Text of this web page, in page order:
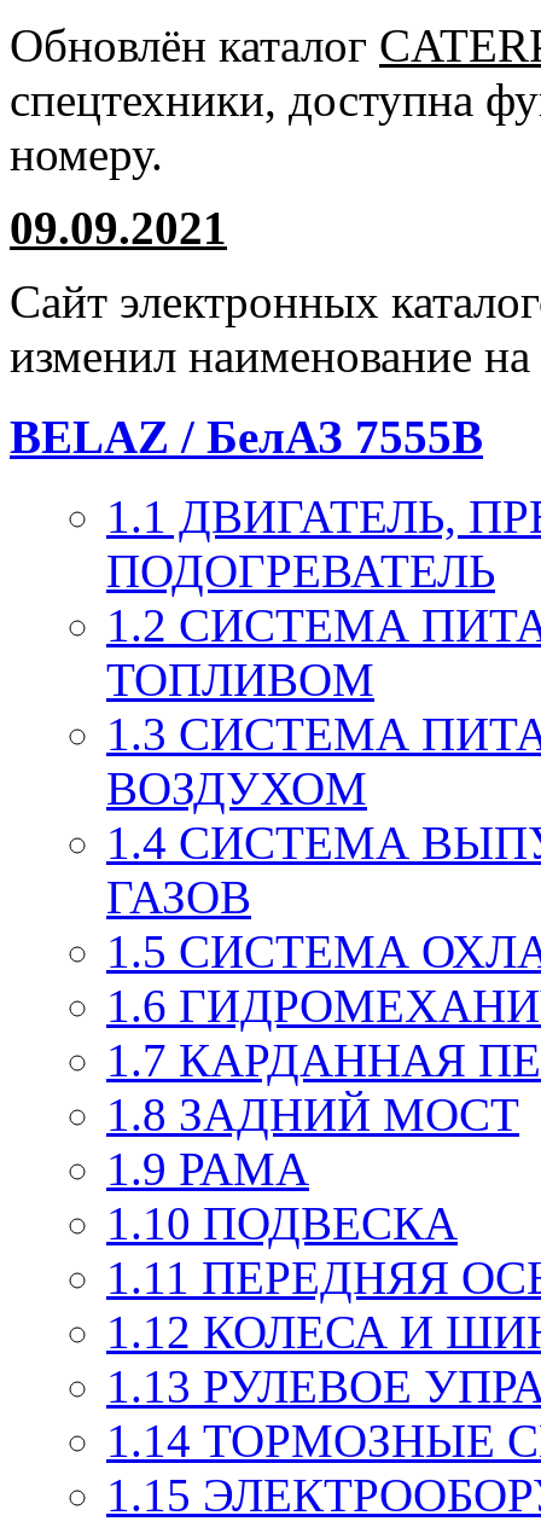
Обновлён каталог
спецтехники, доступна
номеру.
09.09.2021
Сайт электронных
изменил наименование на
BELAZ / БелАЗ 7555B
1.1 ДВИГАТЕЛЬ,
ПОДОГРЕВАТЕЛЬ
1.2 СИСТЕМА
ТОПЛИВОМ
1.3 СИСТЕМА
ВОЗДУХОМ
1.4 СИСТЕМА
ГАЗОВ
1.5 СИСТЕМА
1.6
1.7 КАРДАННАЯ
1.8 ЗАДНИЙ МОСТ
1.9 РАМА
1.10 ПОДВЕСКА
1.11 ПЕРЕДНЯЯ
1.12 КОЛЕСА И
1.13 РУЛЕВОЕ
1.14 ТОРМОЗНЫЕ
1.15